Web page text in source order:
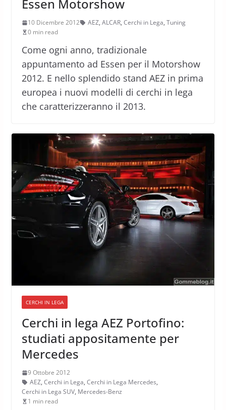
Essen Motorshow
10 Dicembre 2012 AEZ, ALCAR, Cerchi in Lega, Tuning
0 min read
Come ogni anno, tradizionale
appuntamento ad Essen per il Motorshow
2012. E nello splendido stand AEZ in prima
europea i nuovi modelli di cerchi in lega
che caratterizzeranno il 2013.
CERCHI IN LEGA
Cerchi in lega AEZ Portofino:
studiati appositamente per
Mercedes
9 Ottobre 2012
AEZ, Cerchi in Lega, Cerchi in Lega Mercedes,
Cerchi in Lega SUV, Mercedes-Benz
1 min read